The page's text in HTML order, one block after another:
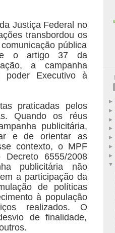
Justiça Federal no
transbordou os
pública
o artigo 37 da
a campanha
poder Executivo à
praticadas pelos
Quando os réus
publicitária,
e de orientar as
contexto, o MPF
6555/2008
publicitária não
a participação da
de políticas
à população
realizados. O
de finalidade,
►
►
►
►
►
►
►
▼